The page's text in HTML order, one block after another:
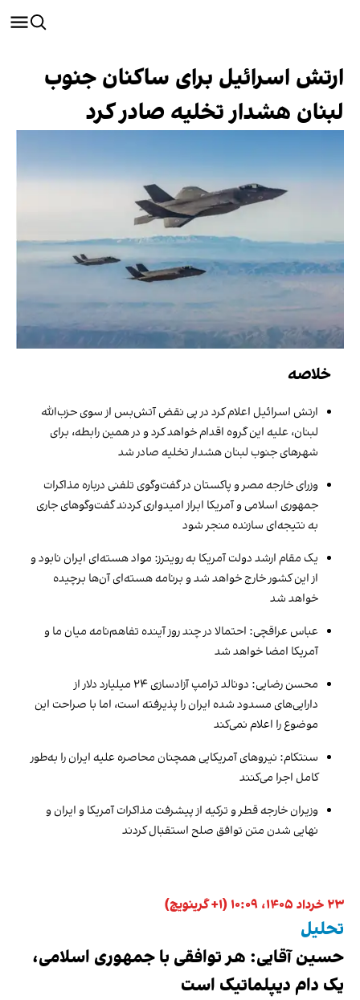
ارتش اسرائیل برای ساکنان جنوب
لبنان هشدار تخلیه صادر کرد
خلاصه
ارتش اسرائیل اعلام کرد در پی نقض آتش‌بس از سوی حزب‌الله
لبنان، علیه این گروه اقدام خواهد کرد و در همین رابطه، برای
شهرهای جنوب لبنان هشدار تخلیه صادر شد
وزرای خارجه مصر و پاکستان در گفت‌وگوی تلفنی درباره مذاکرات
جمهوری اسلامی و آمریکا ابراز امیدواری کردند گفت‌وگوهای جاری
به نتیجه‌ای سازنده منجر شود
یک مقام ارشد دولت آمریکا به رویترز: مواد هسته‌ای ایران نابود و
از این کشور خارج خواهد شد و برنامه هسته‌ای آن‌ها برچیده
خواهد شد
عباس عراقچی: احتمالا در چند روز آینده تفاهم‌نامه میان ما و
آمریکا امضا خواهد شد
محسن رضایی: دونالد ترامپ آزادسازی ۲۴ میلیارد دلار از
دارایی‌های مسدود شده ایران را پذیرفته است، اما با صراحت این
موضوع را اعلام نمی‌کند
سنتکام: نیروهای آمریکایی همچنان محاصره علیه ایران را به‌طور
کامل اجرا می‌کنند
وزیران خارجه قطر و ترکیه از پیشرفت مذاکرات آمریکا و ایران و
نهایی شدن متن توافق صلح استقبال کردند
۲۳ خرداد ۱۴۰۵، ۱۰:۰۹ (‎+۱ گرینویچ)
تحلیل
حسین آقایی: هر توافقی با جمهوری اسلامی،
یک دام دیپلماتیک است